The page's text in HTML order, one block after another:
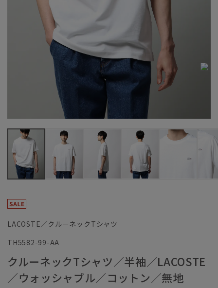
LACOSTE／クルーネックTシャツ
TH5582-99-AA
クルーネックTシャツ／半袖／LACOSTE
／ウォッシャブル／コットン／無地